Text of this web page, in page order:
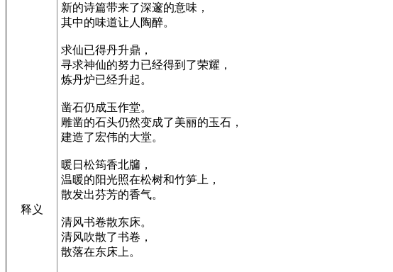
释义
新的诗篇带来了深邃的意味，
其中的味道让人陶醉。
求仙已得丹升鼎，
寻求神仙的努力已经得到了荣耀，
炼丹炉已经升起。
凿石仍成玉作堂。
雕凿的石头仍然变成了美丽的玉石，
建造了宏伟的大堂。
暖日松筠香北牖，
温暖的阳光照在松树和竹笋上，
散发出芬芳的香气。
清风书卷散东床。
清风吹散了书卷，
散落在东床上。